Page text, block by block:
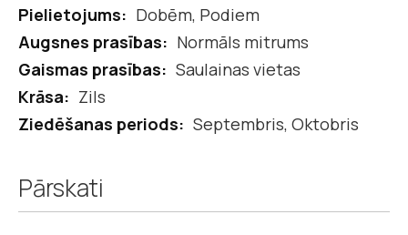
Dobēm, Podiem
Normāls mitrums
Saulainas vietas
Zils
Septembris, Oktobris
Pārskati